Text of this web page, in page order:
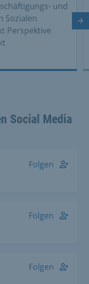
und
Sozialen
Perspektive
Social Media
Folgen
Folgen
Folgen